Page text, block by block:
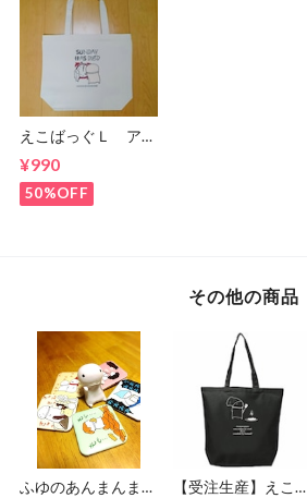
えこばっぐＬ アウ
¥990
50%OFF
その他の商品
ふゆのあんまんまん
【受注生産】えこば